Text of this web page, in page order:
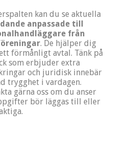
kan du se aktuella
anpassade till
från
. De hjälper dig
förmånligt avtal. Tänk på
som erbjuder extra
och juridisk innebär
trygghet i vardagen.
gärna oss om du anser
bör läggas till eller